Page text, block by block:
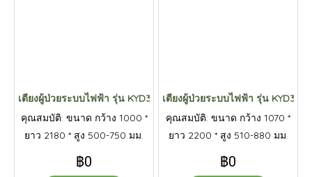
เตียงผู้ป่วยระบบไฟฟ้า รุ่น KYD3617K
คุณสมบัติ: ขนาด กว้าง 1000 *
ยาว 2180 * สูง 500-750 มม.
ปรับด้านหลัง ยกสูง 75 องศา
ปรับด้านเข่า ยกสูง 40 องศา
฿0
เตียงผู้ป่วยระบบไฟฟ้า รุ่น
คุณสมบัติ: ขนาด กว้าง 1070 *
ยาว 2200 * สูง 510-880 มม.
ปรับด้านหลัง ยกสูง 75 องศา
ปรับด้านเข่า ยกสูง 40 องศา
฿0